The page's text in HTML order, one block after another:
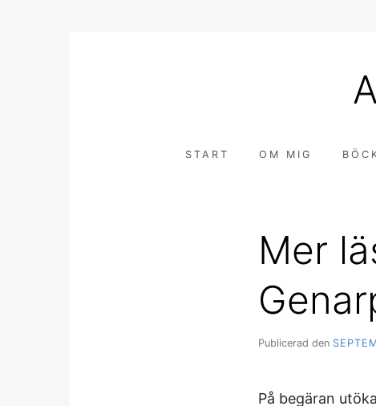
START OM MIG
Mer
Publicerad den
På begäran